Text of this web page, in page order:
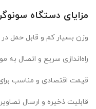
مزایای دستگاه
وزن بسیار کم و قابل حمل
راه‌اندازی سریع و اتصال به
قیمت اقتصادی و مناسب
قابلیت ذخیره و ارسال